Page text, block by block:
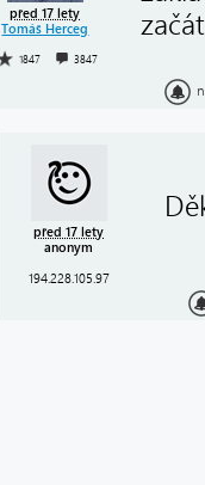
před 17 lety
Tomáš Herceg
1847 3847
před 17 lety
anonym
194.228.105.97